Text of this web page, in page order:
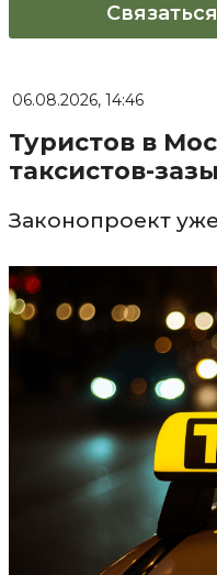
06.08.2026, 14:46
Туристов в
таксистов-
Законопроект